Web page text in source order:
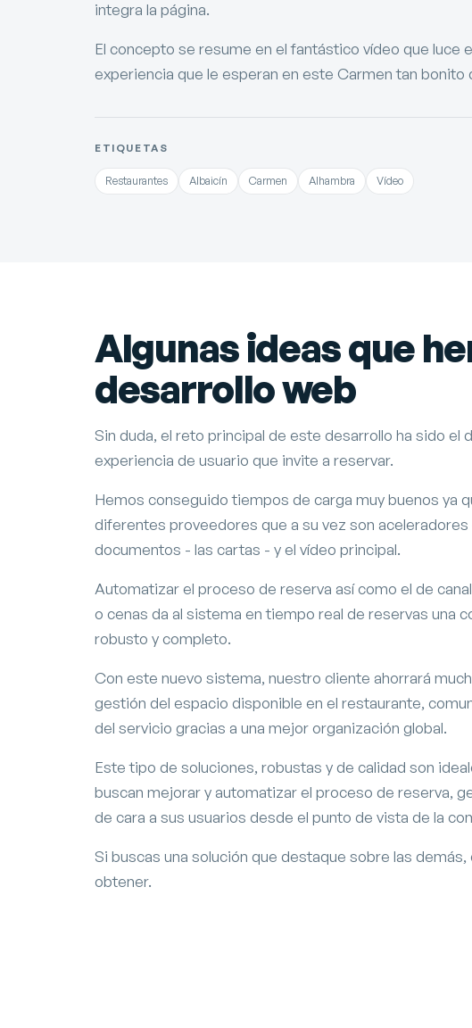
integra la página.
El concepto se resume en el fantástico vídeo que luce
experiencia que le esperan en este Carmen tan bonito
ETIQUETAS
Restaurantes Albaicín Carmen Alhambra Vídeo
Algunas ideas que
desarrollo web
Sin duda, el reto principal de este desarrollo ha sido
experiencia de usuario que invite a reservar.
Hemos conseguido tiempos de carga muy buenos ya
diferentes proveedores que a su vez son
documentos - las cartas - y el vídeo principal.
Automatizar el proceso de reserva así como el de
o cenas da al sistema en tiempo real de reservas una
robusto y completo.
Con este nuevo sistema, nuestro cliente ahorrará
gestión del espacio disponible en el restaurante,
del servicio gracias a una mejor organización global.
Este tipo de soluciones, robustas y de calidad son
buscan mejorar y automatizar el proceso de reserva,
de cara a sus usuarios desde el punto de vista de la
Si buscas una solución que destaque sobre las
obtener.